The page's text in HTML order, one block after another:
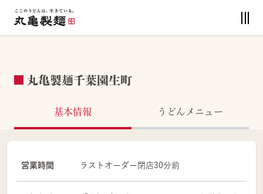
丸亀製麺千葉園生町
基本情報 うどんメニュー
営業時間 ラストオーダー閉店30分前